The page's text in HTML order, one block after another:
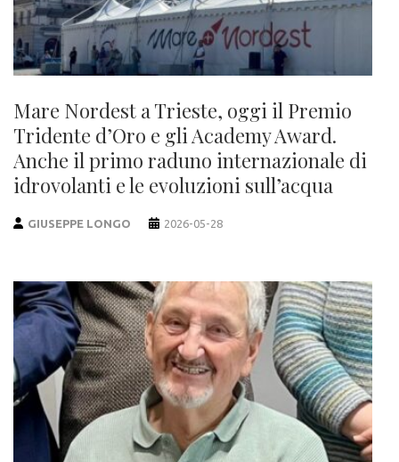
Mare Nordest a Trieste, oggi il Premio
Tridente d’Oro e gli Academy Award.
Anche il primo raduno internazionale di
idrovolanti e le evoluzioni sull’acqua
GIUSEPPE LONGO 2026-05-28